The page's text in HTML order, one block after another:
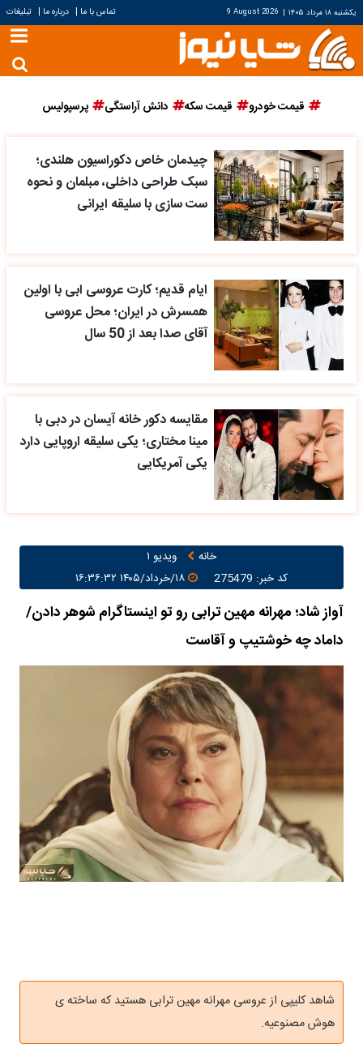
یکشنبه ۱۸ مرداد ۱۴۰۵ |
9 August 2026 تماس با ما | درباره ما | تبلیغات
قیمت خودرو قیمت سکه دانش آراستگی پرسپولیس
چیدمان خاص دکوراسیون هلندی؛
سبک طراحی داخلی، مبلمان و نحوه
ست سازی با سلیقه ایرانی
ایام قدیم؛ کارت عروسی ابی با اولین
همسرش در ایران؛ محل عروسی
آقای صدا بعد از 50 سال
مقایسه دکور خانه آیسان در دبی با
مینا مختاری؛ یکی سلیقه اروپایی دارد
یکی آمریکایی
خانه
ویدیو ۱
کد خبر: 275479
۱۸/خرداد/۱۴۰۵ ۱۶:۳۶:۳۲
آواز شاد؛ مهرانه مهین ترابی رو تو اینستاگرام شوهر دادن/
داماد چه خوشتیپ و آقاست
شاهد کلیپی از عروسی مهرانه مهین ترابی هستید که ساخته ی
هوش مصنوعیه.